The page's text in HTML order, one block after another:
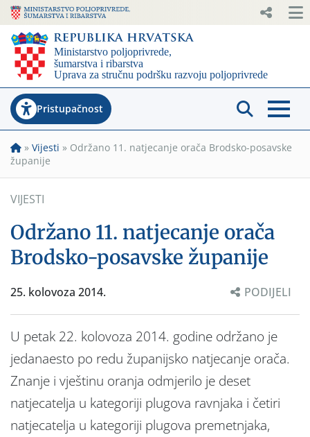
Pristupačnost
» Vijesti » Održano 11. natjecanje orača Brodsko-posavske
županije
VIJESTI
Održano 11. natjecanje orača
Brodsko-posavske županije
25. kolovoza 2014. PODIJELI
U petak 22. kolovoza 2014. godine održano je
jedanaesto po redu županijsko natjecanje orača.
Znanje i vještinu oranja odmjerilo je deset
natjecatelja u kategoriji plugova ravnjaka i četiri
natjecatelja u kategoriji plugova premetnjaka,